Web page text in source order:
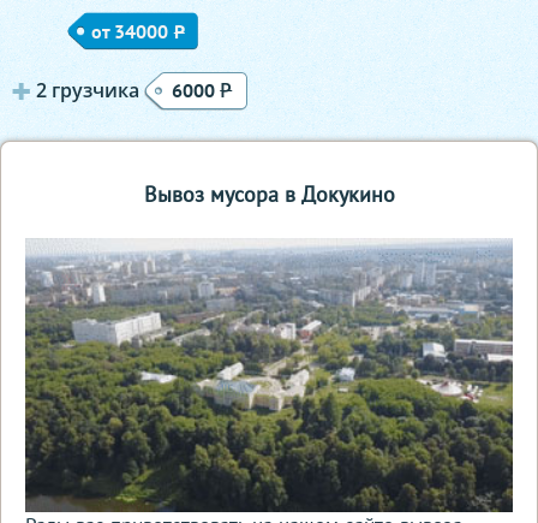
от 34000 Р
2 грузчика 6000Р
Вывоз мусора в Докукино